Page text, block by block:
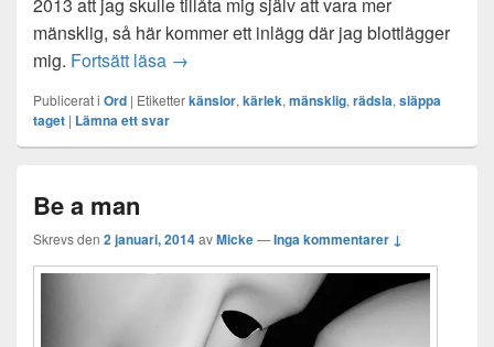
2013 att jag skulle tillåta mig själv att vara mer
mänsklig, så här kommer ett inlägg där jag blottlägger
mig. Fortsätt läsa Hjärtats ensamma slag
→
Publicerat i Ord | Etiketterkänslor, kärlek, mänsklig, rädsla, släppa
taget | Lämna ett svar
Be a man
Skrevs den 2 januari, 2014avMicke—Inga kommentarer ↓